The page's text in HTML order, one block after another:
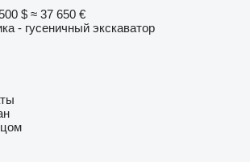
$ ≈ 37 650 €
- гусеничный экскаватор